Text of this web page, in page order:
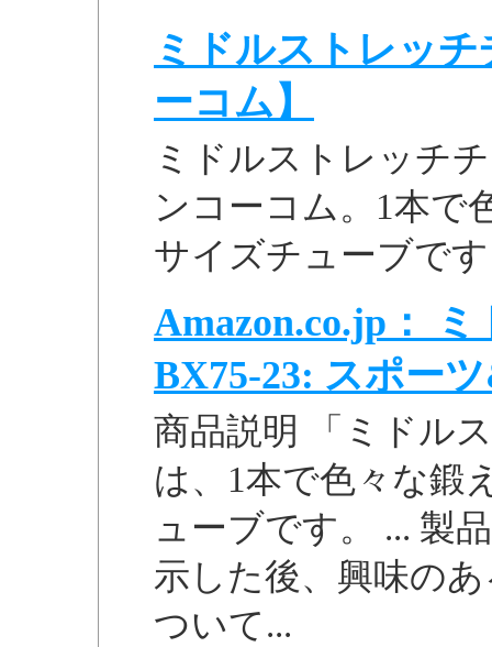
ミドルストレッ
ーコム】
ミドルストレッチ
ンコーコム。1本で
サイズチューブで
Amazon.co.jp：
BX75-23: スポー
商品説明 「ミドル
は、1本で色々な鍛
ューブです。 ... 製
示した後、興味の
ついて...